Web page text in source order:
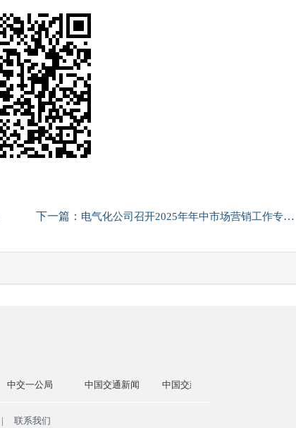
下一篇： 电气化公司召开2025年年中市场营销工作专题会
中国交通新闻 中国交建网
| 联系我们